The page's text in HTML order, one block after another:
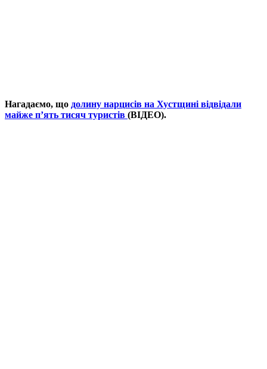
Нагадаємо, що долину нарцисів на Хустщині відвідали
майже п’ять тисяч туристів (ВІДЕО).